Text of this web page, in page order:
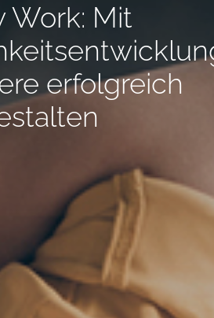
Work: Mit
erfolgreich